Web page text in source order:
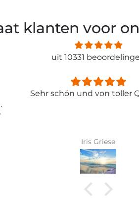
klanten voor
uit 10331
Entspricht genau
Qualität .
Karin Bader